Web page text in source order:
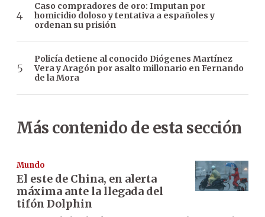
Caso compradores de oro: Imputan por
homicidio doloso y tentativa a españoles y
ordenan su prisión
Policía detiene al conocido Diógenes Martínez
Vera y Aragón por asalto millonario en Fernando
de la Mora
Más contenido de esta sección
Mundo
El este de China, en alerta
máxima ante la llegada del
tifón Dolphin